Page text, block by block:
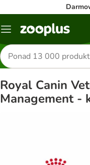
Menu
Szukaj
produktów
Royal Canin
Management -